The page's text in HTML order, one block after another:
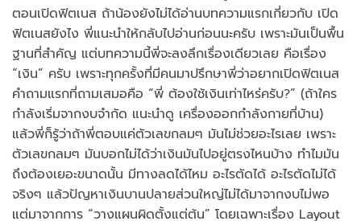
ตอนเปิดฟิตเนส ถ้าน้องยังไม่ได้อ่านบทความแรกเกี่ยวกับ เปิด
ฟิตเนสยังไง พี่แนะนำให้กลับไปอ่านก่อนนะครับ เพราะมันเป็นพื้น
ฐานที่สำคัญ แต่บทความนี้พี่จะลงลึกเรื่องเดียวเลย คือเรื่อง
“เงิน” ครับ เพราะทุกครั้งที่มีคนมาปรึกษาพี่ว่าอยากเปิดฟิตเนส
คำถามแรกที่ถามเสมอคือ “พี่ ต้องใช้เงินเท่าไหร่ครับ?” (ถ้าใคร
กำลังเริ่มจากงบจำกัด แนะนำดู เครื่องออกกำลังกายที่บ้าน)
แล้วพี่ก็รู้ว่าถ้าพี่ตอบแค่ตัวเลขกลมๆ มันไม่ช่วยอะไรเลย เพราะ
ตัวเลขกลมๆ มันบอกไม่ได้ว่าเงินมันไปอยู่ตรงไหนบ้าง ทำไมมัน
ถึงต้องเยอะขนาดนั้น มีทางลดได้ไหม อะไรตัดได้ อะไรตัดไม่ได้
จริงๆ แล้วปัญหาเงินบานปลายส่วนใหญ่ไม่ได้มาจากงบไม่พอ
แต่มาจากการ “วางแผนผิดตั้งแต่ต้น” โดยเฉพาะเรื่อง Layout